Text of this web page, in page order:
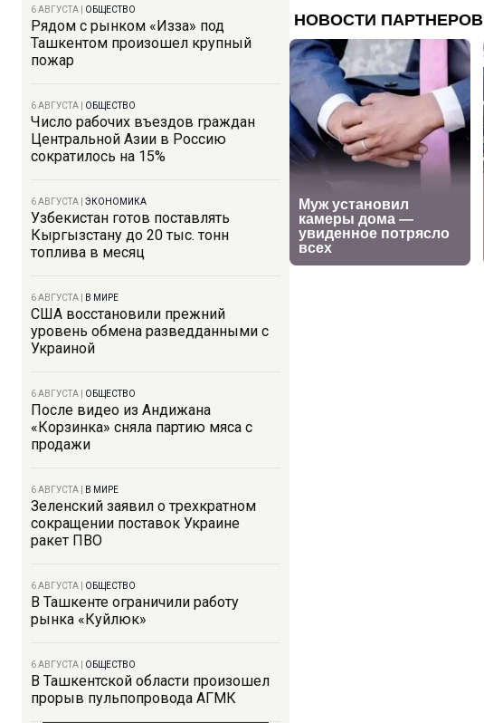
6 АВГУСТА ОБЩЕСТВО
Рядом с рынком «Изза» под
Ташкентом произошел крупный
пожар
6 АВГУСТА ОБЩЕСТВО
Число рабочих въездов граждан
Центральной Азии в Россию
сократилось на 15%
6 АВГУСТА ЭКОНОМИКА
Узбекистан готов поставлять
Кыргызстану до 20 тыс. тонн
топлива в месяц
6 АВГУСТА В МИРЕ
США восстановили прежний
уровень обмена разведданными с
Украиной
6 АВГУСТА ОБЩЕСТВО
После видео из Андижана
«Корзинка» сняла партию мяса с
продажи
6 АВГУСТА В МИРЕ
Зеленский заявил о трехкратном
сокращении поставок Украине
ракет ПВО
6 АВГУСТА ОБЩЕСТВО
В Ташкенте ограничили работу
рынка «Куйлюк»
6 АВГУСТА ОБЩЕСТВО
В Ташкентской области произошел
прорыв пульпопровода АГМК